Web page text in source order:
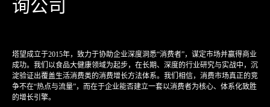
询公司
塔望成立于2015年，致力于协助企业深度洞悉“消费者”，谋定市场并赢得商业
成功。我们以食品大健康领域为起步，在长期、深度的行业研究与实战中，沉
淀验证出覆盖生活消费类的消费增长方法体系。我们相信，消费市场真正的竞
争不在“热点与流量”，而在于企业能否建立一套以消费者为核心、体系化致胜
的增长引擎。